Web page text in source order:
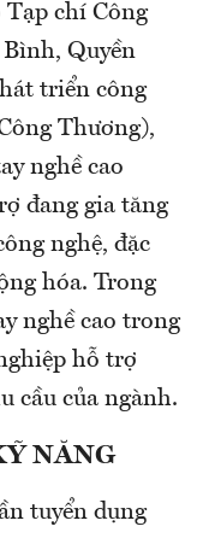
Tạp chí Công
Quyền
triển công
Thương),
nghề cao
đang gia tăng
nghệ, đặc
hóa. Trong
nghề cao trong
hỗ trợ
cầu của ngành.
NĂNG
tuyển dụng